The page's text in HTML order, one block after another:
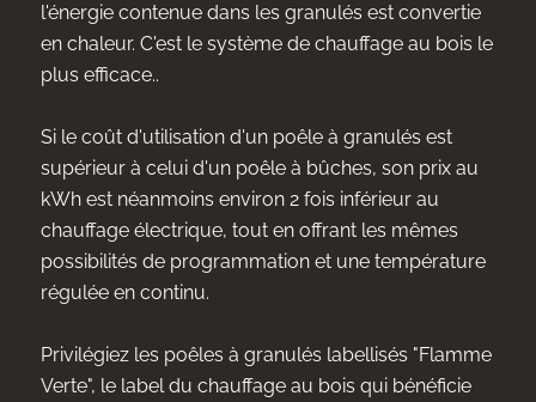
l'énergie contenue dans les granulés est convertie
en chaleur. C'est le système de chauffage au bois le
plus efficace..
Si le coût d'utilisation d'un poêle à granulés est
supérieur à celui d'un poêle à bûches, son prix au
kWh est néanmoins environ 2 fois inférieur au
chauffage électrique, tout en offrant les mêmes
possibilités de programmation et une température
régulée en continu.
Privilégiez les poêles à granulés labellisés "Flamme
Verte", le label du chauffage au bois qui bénéficie